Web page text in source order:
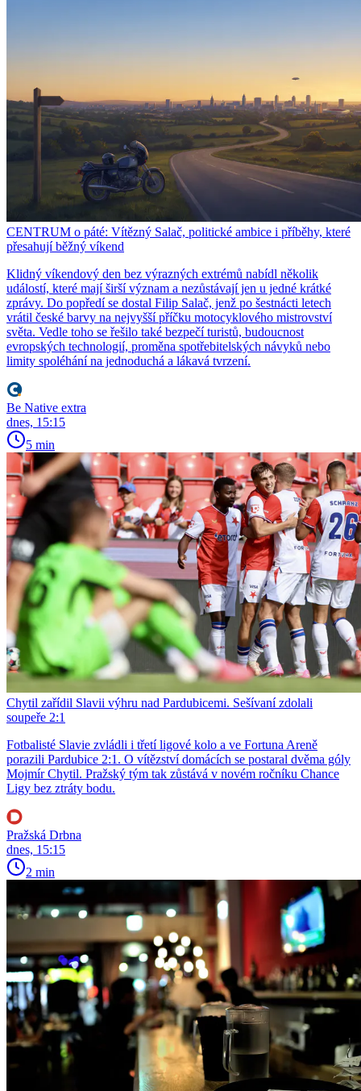
CENTRUM o páté: Vítězný Salač, politické ambice i příběhy, které
přesahují běžný víkend
Klidný víkendový den bez výrazných extrémů nabídl několik
událostí, které mají širší význam a nezůstávají jen u jedné krátké
zprávy. Do popředí se dostal Filip Salač, jenž po šestnácti letech
vrátil české barvy na nejvyšší příčku motocyklového mistrovství
světa. Vedle toho se řešilo také bezpečí turistů, budoucnost
evropských technologií, proměna spotřebitelských návyků nebo
limity spoléhání na jednoduchá a lákavá tvrzení.
Be Native extra
dnes, 15:15
5 min
Chytil zařídil Slavii výhru nad Pardubicemi. Sešívaní zdolali
soupeře 2:1
Fotbalisté Slavie zvládli i třetí ligové kolo a ve Fortuna Areně
porazili Pardubice 2:1. O vítězství domácích se postaral dvěma góly
Mojmír Chytil. Pražský tým tak zůstává v novém ročníku Chance
Ligy bez ztráty bodu.
Pražská Drbna
dnes, 15:15
2 min